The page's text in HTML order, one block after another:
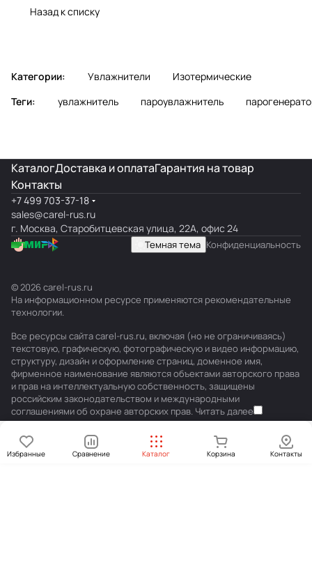
Назад к списку
Избранные Сравнение Каталог Корзина Контакты
Категории: Увлажнители
Изотермические
Теги:
увлажнитель пароувлажнитель
КаталогДоставка и оплатаГарантия на товар
Контакты
+7 499 703-37-18
sales@carel-rus.ru
г. Москва, Старобитцевская улица, 22А, офис 24
Темная тема Конфиденциальность
© 2026 carel-rus.ru
На информационном ресурсе применяются рекомендательные
технологии.
Все ресурсы сайта carel-rus.ru, включая (но не ограничиваясь)
текстовую, графическую, фотографическую и видео информацию,
структуру, дизайн и оформление страниц, доменное имя,
фирменное наименование являются объектами авторского права
и прав на интеллектуальную собственность, защищены
российским законодательством и международными
соглашениями об охране авторских прав. Читать далее